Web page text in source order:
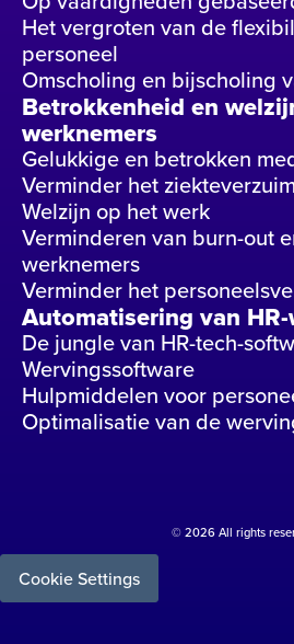
Het vergroten van de
personeel
Omscholing en bijscholing
Betrokkenheid en
werknemers
Gelukkige en betrokken
Verminder het ziekteverzuim
Welzijn op het werk
Verminderen van burn-out
werknemers
Verminder het
Automatisering van
De jungle van HR-tech-
Wervingssoftware
Hulpmiddelen voor
Optimalisatie van de
© 2026 All rights
Cookie Settings